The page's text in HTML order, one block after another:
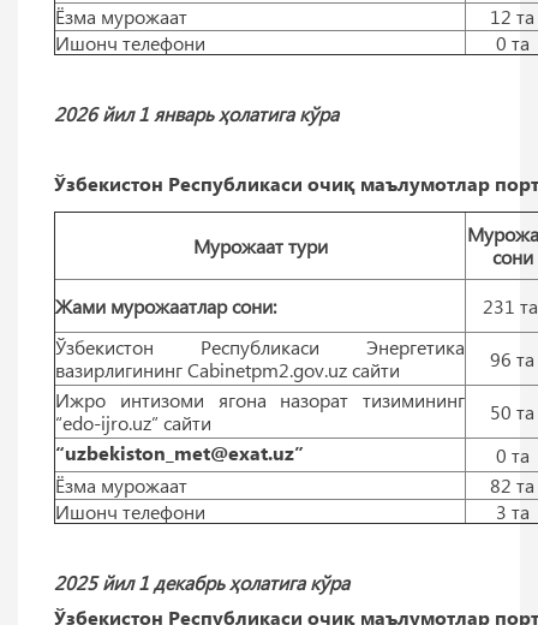
Ёзма мурожаат
12 тa
Ишонч телефони
0 тa
2026 йил 1 январь ҳолатига кўра
Ўзбекистон Республикаси очиқ маълумотлар
Мурожаат тури
сони
Жами мурожаатлар сони:
231
Ўзбекистон Республикаси Энергетика
вазирлигининг Cabinetpm2.gov.uz сайти
96 тa
Ижро интизоми ягона назорат тизимининг
“edo-ijro.uz” сайти
50 тa
“uzbekiston_met@exat.uz”
0 тa
Ёзма мурожаат
82 тa
Ишонч телефони
3 тa
2025 йил 1 декабрь ҳолатига кўра
Ўзбекистон Республикаси очиқ маълумотлар